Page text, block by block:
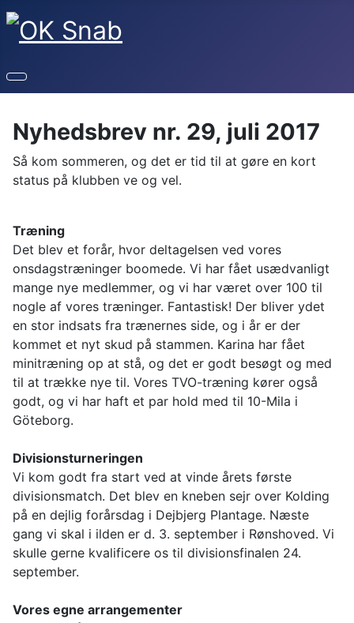
Nyhedsbrev nr. 29, juli 2017
Så kom sommeren, og det er tid til at gøre en kort
status på klubben ve og vel.
Træning
Det blev et forår, hvor deltagelsen ved vores
onsdagstræninger boomede. Vi har fået usædvanligt
mange nye medlemmer, og vi har været over 100 til
nogle af vores træninger. Fantastisk! Der bliver ydet
en stor indsats fra trænernes side, og i år er der
kommet et nyt skud på stammen. Karina har fået
minitræning op at stå, og det er godt besøgt og med
til at trække nye til. Vores TVO-træning kører også
godt, og vi har haft et par hold med til 10-Mila i
Göteborg.
Divisionsturneringen
Vi kom godt fra start ved at vinde årets første
divisionsmatch. Det blev en kneben sejr over Kolding
på en dejlig forårsdag i Dejbjerg Plantage. Næste
gang vi skal i ilden er d. 3. september i Rønshoved. Vi
skulle gerne kvalificere os til divisionsfinalen 24.
september.
Vores egne arrangementer